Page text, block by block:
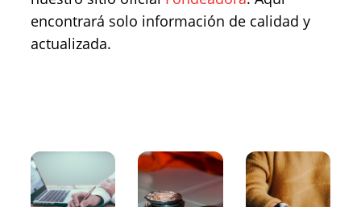
encontrará solo información de calidad y
actualizada.